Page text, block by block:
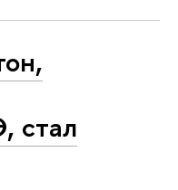
стал